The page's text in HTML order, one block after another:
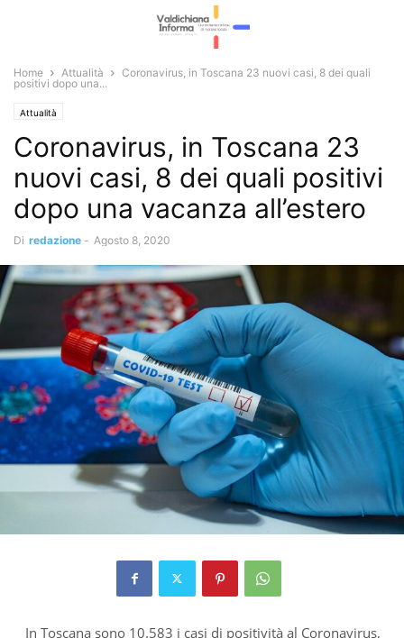
Home Attualità
Coronavirus, in Toscana 23 nuovi casi, 8 dei quali
positivi dopo una...
Attualità
Coronavirus, in Toscana 23
nuovi casi, 8 dei quali positivi
dopo una vacanza all’estero
Di redazione - Agosto 8, 2020
In Toscana sono 10.583 i casi di positività al Coronavirus,